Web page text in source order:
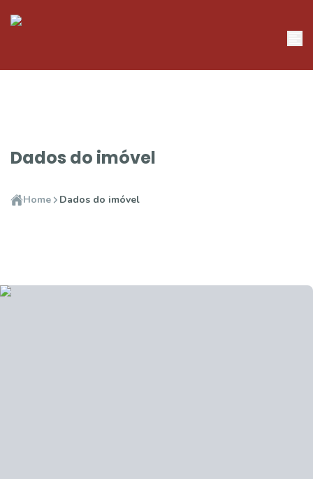
Dados do imóvel
Home Dados do imóvel